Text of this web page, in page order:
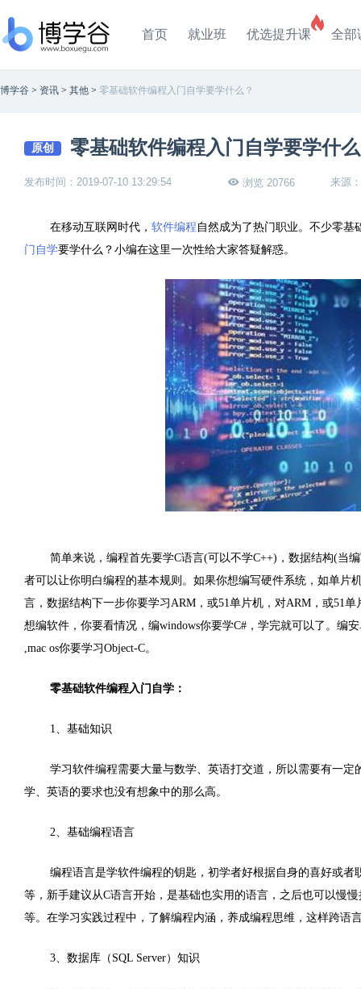
首页 就业班 优选提升课 全部
博学谷 > 资讯 > 其他 > 零基础软件编程入门自学要学什么？
原创 零基础软件编程入门自学要学什
发布时间：2019-07-10 13:29:54 浏览 20766 来源
在移动互联网时代， 软件编程 自然成为了热门职业。不少零
门自学要学什么？小编在这里一次性给大家答疑解惑。
简单来说，编程首先要学C语言(可以不学C++)，数据结构(当
者可以让你明白编程的基本规则。如果你想编写硬件系统，如单片
言，数据结构下一步你要学习ARM，或51单片机，对ARM，或51
想编软件，你要看情况，编windows你要学C#，学完就可以了。编
,mac os你要学习Object-C。
零基础软件编程入门自学：
1、基础知识
学习软件编程需要大量与数学、英语打交道，所以需要有一
学、英语的要求也没有想象中的那么高。
2、基础编程语言
编程语言是学软件编程的钥匙，初学者好根据自身的喜好或者
等，新手建议从C语言开始，是基础也实用的语言，之后也可以慢
等。在学习实践过程中，了解编程内涵，养成编程思维，这样跨语
3、数据库（SQL Server）知识